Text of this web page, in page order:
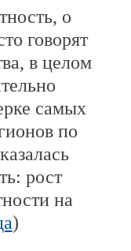
о
говорят
в целом
самых
по
рост
на
)